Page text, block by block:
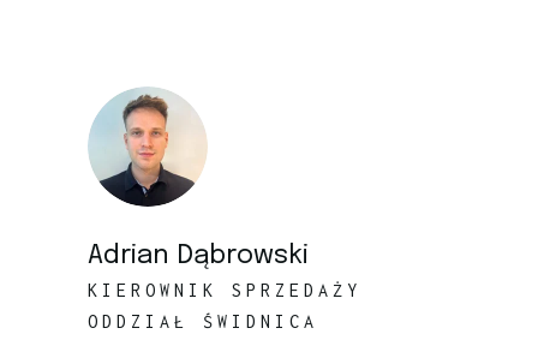
Adrian Dąbrowski
KIEROWNIK SPRZEDAŻY
ODDZIAŁ ŚWIDNICA